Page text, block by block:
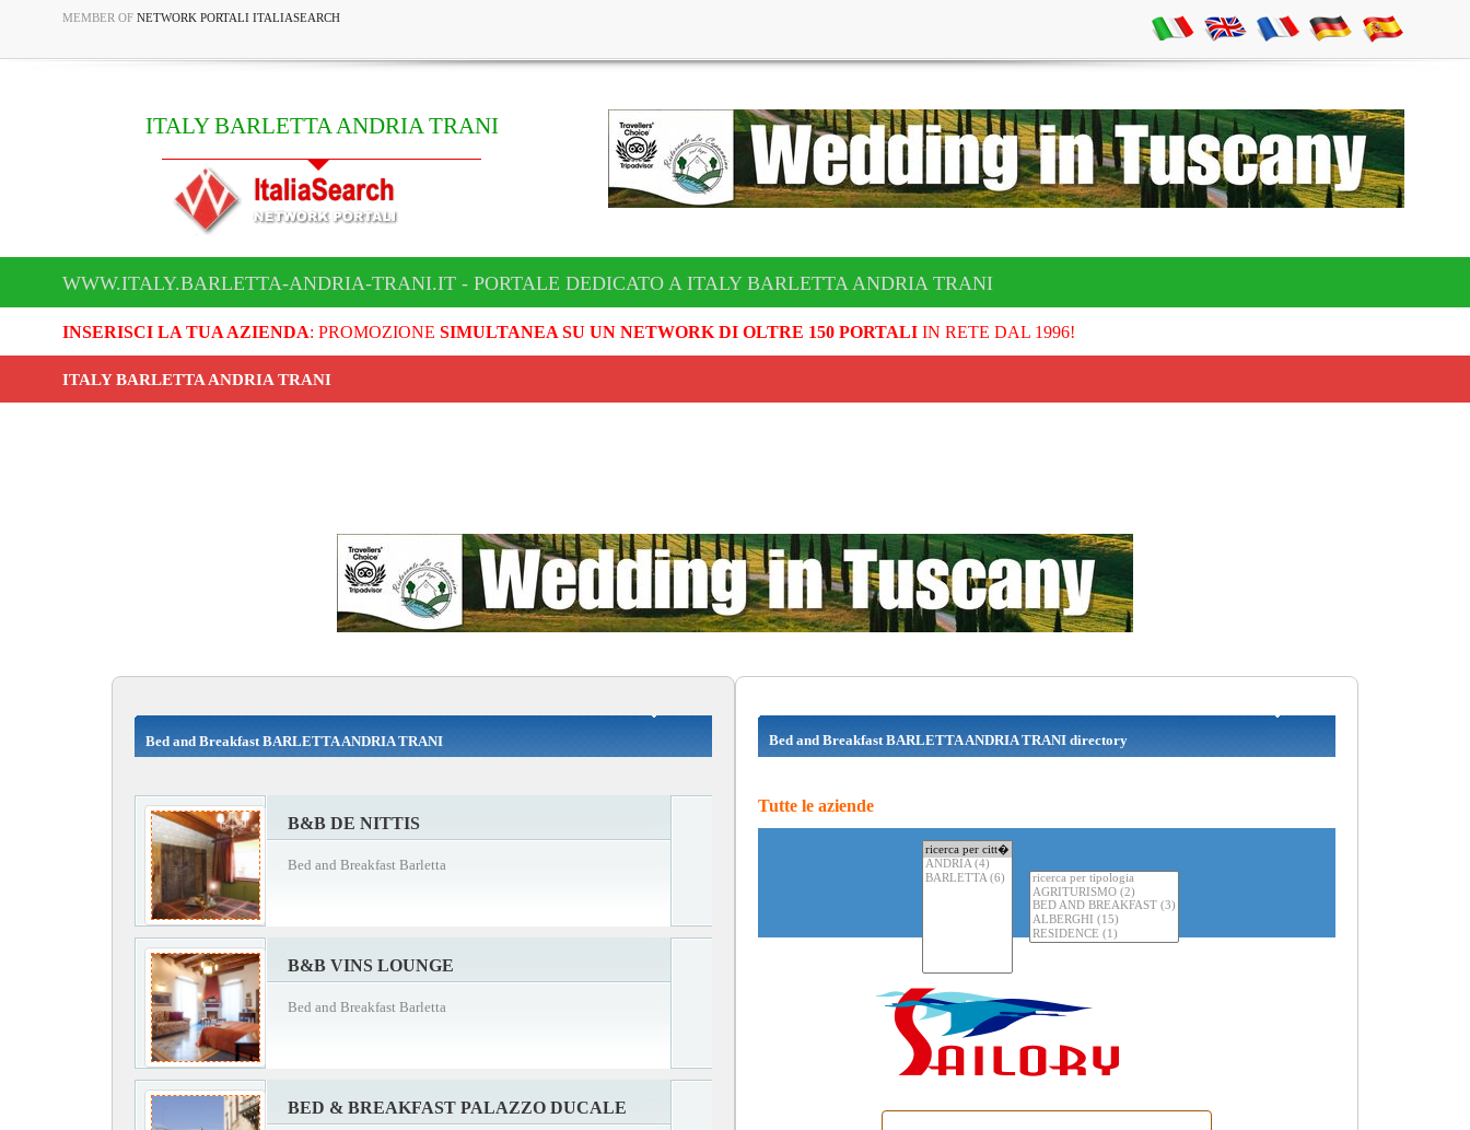
MEMBER OF NETWORK PORTALI ITALIASEARCH
ITALY BARLETTA ANDRIA TRANI
WWW.ITALY.BARLETTA-ANDRIA-TRANI.IT - PORTALE DEDICATO A ITALY BARLETTA ANDRIA TRANI
INSERISCI LA TUA AZIENDA: PROMOZIONE SIMULTANEA SU UN NETWORK DI OLTRE 150 PORTALIIN RETE DAL 1996!
ITALY BARLETTA ANDRIA TRANI
Bed and Breakfast BARLETTA ANDRIA TRANI
B&B DE NITTIS
Bed and Breakfast Barletta
B&B VINS LOUNGE
Bed and Breakfast Barletta
BED & BREAKFAST PALAZZO DUCALE
Bed and Breakfast BARLETTA ANDRIA TRANI directory
Tutte le aziende